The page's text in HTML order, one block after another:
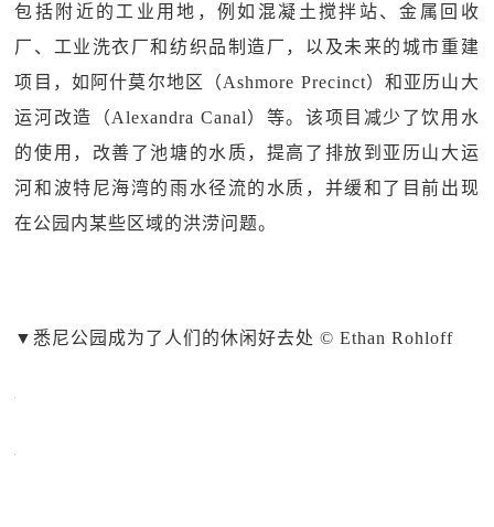
包括附近的工业用地，例如混凝土搅拌站、金属回收
厂、工业洗衣厂和纺织品制造厂，以及未来的城市重建
项目，如阿什莫尔地区（Ashmore Precinct）和亚历山大
运河改造（Alexandra Canal）等。该项目减少了饮用水
的使用，改善了池塘的水质，提高了排放到亚历山大运
河和波特尼海湾的雨水径流的水质，并缓和了目前出现
在公园内某些区域的洪涝问题。
▼悉尼公园成为了人们的休闲好去处 © Ethan Rohloff